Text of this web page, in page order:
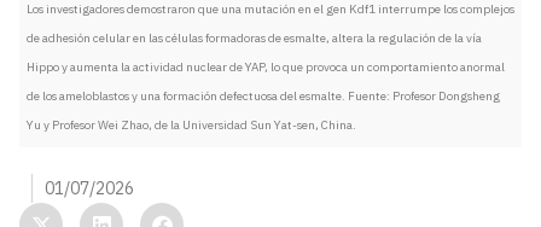
Los investigadores demostraron que una mutación en el gen Kdf1 interrumpe los complejos
de adhesión celular en las células formadoras de esmalte, altera la regulación de la vía
Hippo y aumenta la actividad nuclear de YAP, lo que provoca un comportamiento anormal
de los ameloblastos y una formación defectuosa del esmalte. Fuente: Profesor Dongsheng
Yu y Profesor Wei Zhao, de la Universidad Sun Yat-sen, China.
01/07/2026